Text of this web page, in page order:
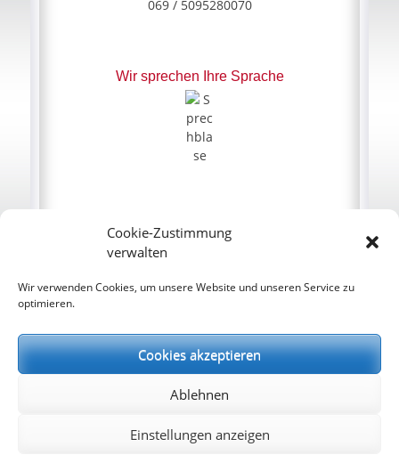
Cookie-Zustimmung
verwalten
Wir verwenden Cookies, um unsere Website und unseren Service zu
optimieren.
Cookies akzeptieren
Ablehnen
Einstellungen anzeigen
069 / 5095280070
Wir sprechen Ihre Sprache
Amts-Apotheke
. All Rights Reserved.